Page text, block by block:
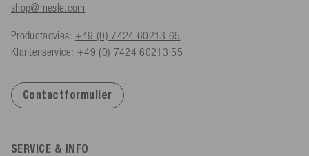
shop@mesle.com
Productadvies: +49 (0) 7424 60213 65
Klantenservice: +49 (0) 7424 60213 55
Contactformulier
SERVICE & INFO